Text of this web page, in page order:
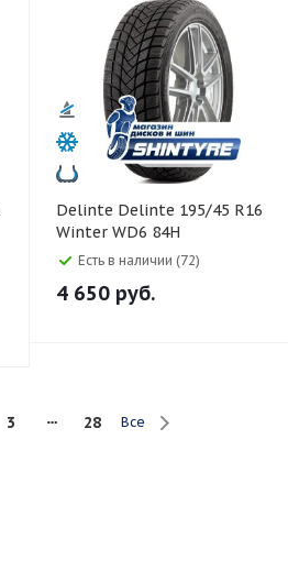
Delinte Delinte 195/45 R16
Winter WD6 84H
Есть в наличии (72)
4 650 руб.
3 28 Все